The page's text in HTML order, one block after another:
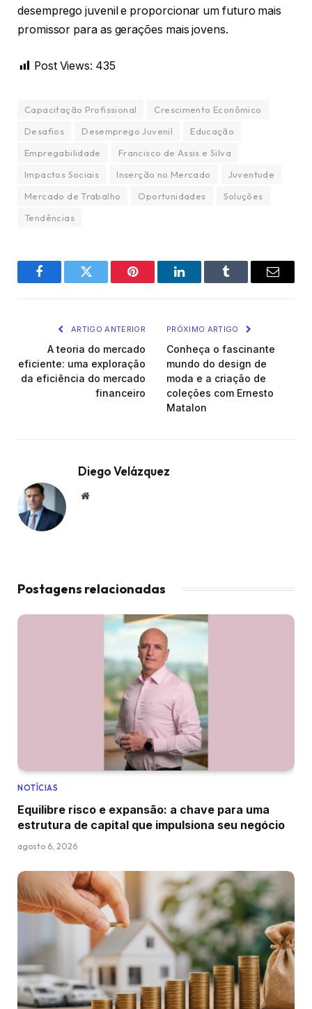
desemprego juvenil e proporcionar um futuro mais
promissor para as gerações mais jovens.
Post Views: 435
Capacitação Profissional
Crescimento Econômico
Desafios
Desemprego Juvenil
Educação
Empregabilidade
Francisco de Assis e Silva
Impactos Sociais
Inserção no Mercado
Juventude
Mercado de Trabalho
Oportunidades
Soluções
Tendências
FacebookTwitter Pinterest LinkedInTumblr Email
ARTIGO ANTERIOR
A teoria do mercado
eficiente: uma exploração
da eficiência do mercado
financeiro
PRÓXIMO ARTIGO
Conheça o fascinante
mundo do design de
moda e a criação de
coleções com Ernesto
Matalon
Diego Velázquez
Website
Postagens relacionadas
NOTÍCIAS
Equilibre risco e expansão: a chave para uma
estrutura de capital que impulsiona seu negócio
agosto 6, 2026